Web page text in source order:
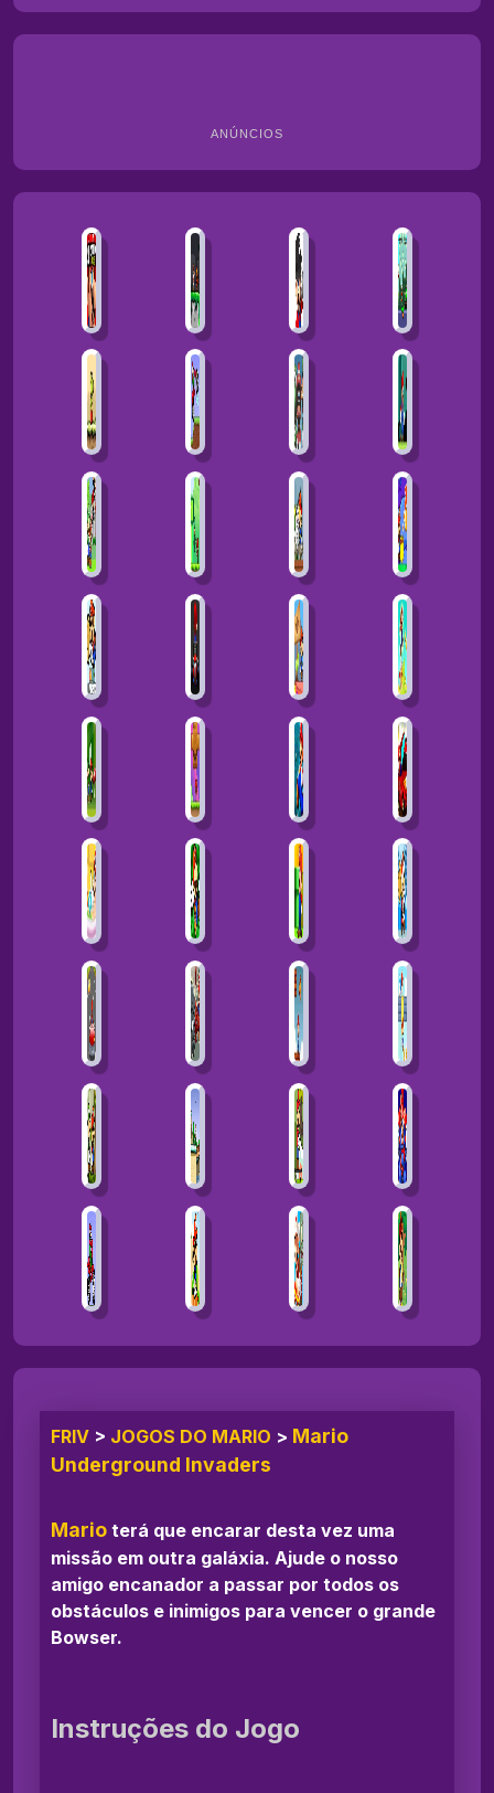
ANÚNCIOS
FRIV > JOGOS DO MARIO > Mario
Underground Invaders
Mario terá que encarar desta vez uma
missão em outra galáxia. Ajude o nosso
amigo encanador a passar por todos os
obstáculos e inimigos para vencer o grande
Bowser.
Instruções do Jogo